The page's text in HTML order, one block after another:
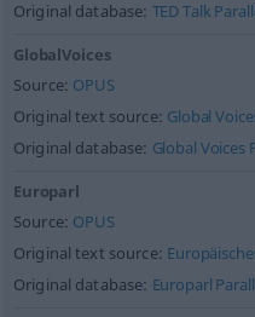
Original database: TED Talk
GlobalVoices
Source: OPUS
Original text source: Global
Original database: Global Voices
Europarl
Source: OPUS
Original text source:
Original database: Europarl